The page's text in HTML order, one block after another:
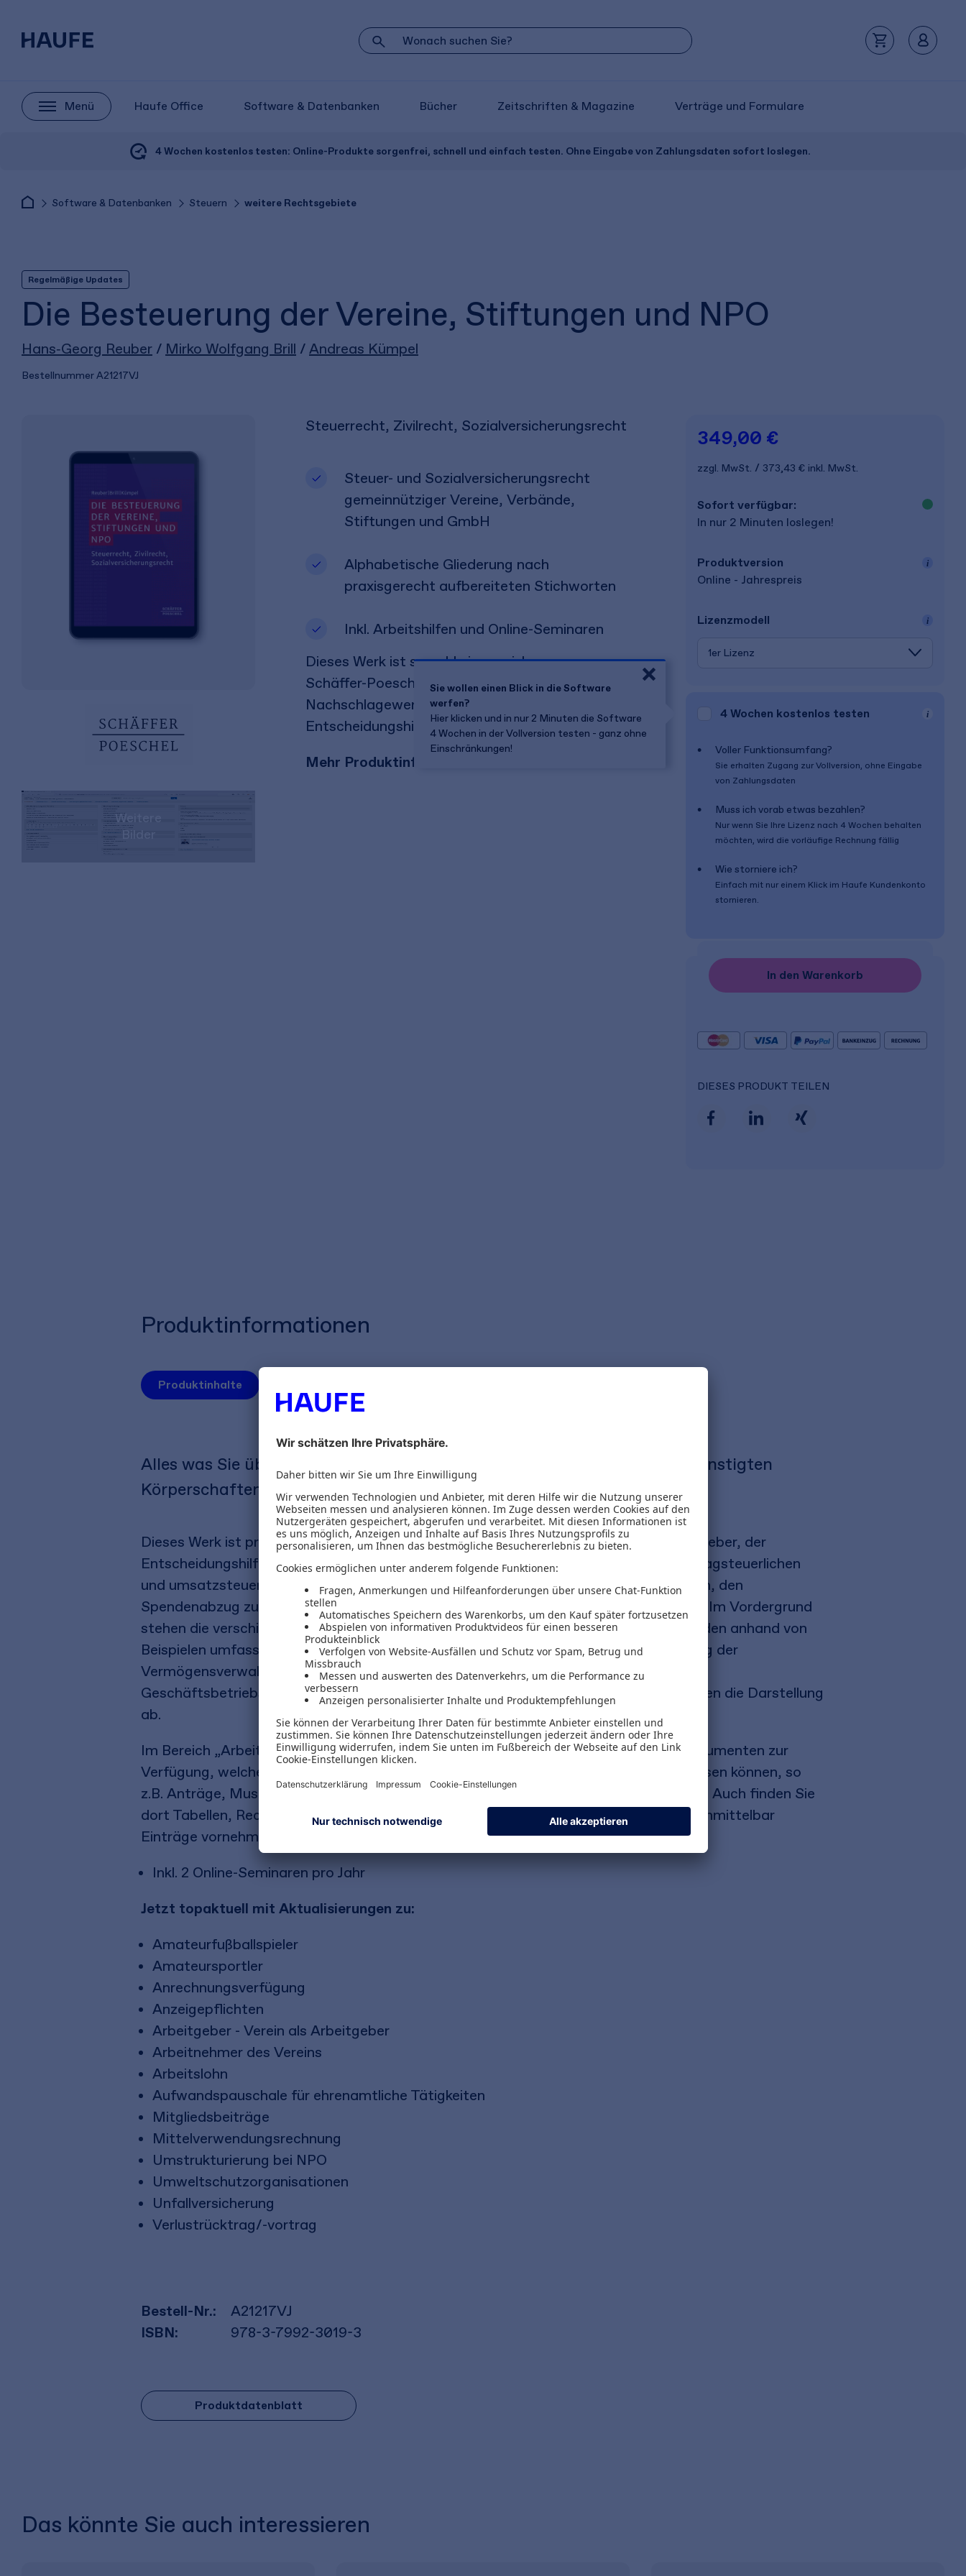
Menü Haufe Office Software & Datenbanken Bücher Zeitschriften & Magazine Verträge und Formulare
4 Wochen kostenlos testen: Online-Produkte sorgenfrei, schnell und einfach testen. Ohne Eingabe von Zahlungsdaten sofort loslegen.
Software & Datenbanken Steuern weitere Rechtsgebiete
Regelmäßige Updates
Die Besteuerung der Vereine, Stiftungen und NPO
Hans‑Georg Reuber / Mirko Wolfgang Brill / Andreas Kümpel
BestellnummerA21217VJ
Weitere
Bilder
Steuerrecht, Zivilrecht, Sozialversicherungsrecht
Steuer- und Sozialversicherungsrecht
gemeinnütziger Vereine, Verbände,
Stiftungen und GmbH
Alphabetische Gliederung nach
praxisgerecht aufbereiteten Stichworten
Inkl. Arbeitshilfen und Online-Seminaren
Dieses Werk ist sowohl ein praxisbezogener
Schäffer-Poeschel Kommentar als auch ein
Nachschlagewerk in einem. Ein Ratgeber, der
Entscheidungshilfen gibt.
Mehr Produktinformationen
349,00 €
zzgl. MwSt. 373,43 € inkl. MwSt.
Sofort verfügbar:
In nur 2 Minuten loslegen!
Produkt­version
Online - Jahrespreis
Lizenz­modell
4 Wochen kostenlos testen
Voller Funktionsumfang?
Sie erhalten Zugang zur Vollversion, ohne Eingabe
von Zahlungsdaten
Muss ich vorab etwas bezahlen?
Nur wenn Sie Ihre Lizenz nach 4 Wochen behalten
möchten, wird die vorläufige Rechnung fällig
Wie storniere ich?
Einfach mit nur einem Klick im Haufe Kundenkonto
stornieren.
In den Warenkorb
DIESES PRODUKT TEILEN
Produktinformationen
Produktinhalte
Alles was Sie über die Besteuerung von Vereinen und anderen steuerbegünstigten
Körperschaften wissen sollten
Dieses Werk ist praxisbezogener Kommentar und Nachschlagewerk in einem. Ein Ratgeber, der
Entscheidungshilfen gibt, um steuerbegünstigte Körperschaften vor ungewollten ertragsteuerlichen
und umsatzsteuerlichen Folgen und dem Verlust der Steuerbegünstigung zu bewahren, den
Spendenabzug zu sichern und die Spendenhaftung auf ein Mindestmaß zu begrenzen. Im Vordergrund
stehen die verschiedenen Steuerbefreiungs- und -vergünstigungsvorschriften. Sie werden anhand von
Beispielen umfassend dargestellt. Ausführlich wird auch auf die steuerliche Behandlung der
Vermögensverwaltung, der Zweckbetriebe und des steuerpflichtigen wirtschaftlichen
Geschäftsbetriebs eingegangen. Wichtige sozialversicherungsrechtliche Themen runden die Darstellung
ab.
Im Bereich „Arbeitshilfen" steht Ihnen in der Online-Version eine große Auswahl an Dokumenten zur
Verfügung, welche Sie in Ihre Textverarbeitung übernehmen und dort individuell anpassen können, so
z.B. Anträge, Musterschreiben, -protokolle, -satzungen und -verträge, Checklisten etc. Auch finden Sie
dort Tabellen, Rechner und Planungshilfen sowie (amtliche) Formulare, in welche Sie unmittelbar
Einträge vornehmen können.
Inkl. 2 Online-Seminaren pro Jahr
Jetzt topaktuell mit Aktualisierungen zu:
Amateurfußballspieler
Amateursportler
Anrechnungsverfügung
Anzeigepflichten
Arbeitgeber - Verein als Arbeitgeber
Arbeitnehmer des Vereins
Arbeitslohn
Aufwandspauschale für ehrenamtliche Tätigkeiten
Mitgliedsbeiträge
Mittelverwendungsrechnung
Umstrukturierung bei NPO
Umweltschutzorganisationen
Unfallversicherung
Verlustrücktrag/-vortrag
Bestell-Nr.:
A21217VJ
ISBN:
978-3-7992-3019-3
Produktdatenblatt
Das könnte Sie auch interessieren
Sie wollen einen Blick in die Software
werfen?
Hier klicken und in nur 2 Minuten die Software
4 Wochen in der Vollversion testen - ganz ohne
Einschränkungen!